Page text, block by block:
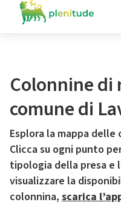
Colonnine di
comune di
Esplora la mappa
Clicca su ogni punto
tipologia della presa e
visualizzare la
colonnina, scarica